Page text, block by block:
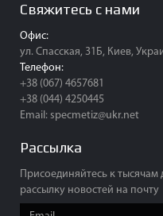
Свяжитесь с нами
Офис:
ул. Спасская, 31Б, Киев,
Телефон:
+38 (067) 4657681
+38 (044) 4250445
Email: specmetiz@ukr.net
Рассылка
Присоединяйтесь к тысячам
рассылку новостей на почту